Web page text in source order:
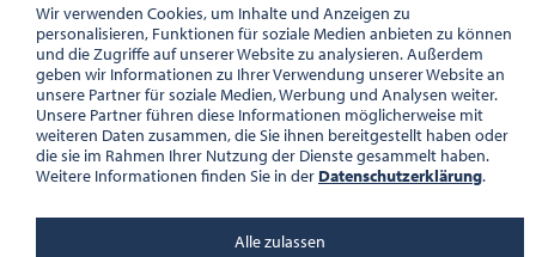
Wir verwenden Cookies, um Inhalte und Anzeigen zu
personalisieren, Funktionen für soziale Medien anbieten zu können
und die Zugriffe auf unserer Website zu analysieren. Außerdem
geben wir Informationen zu Ihrer Verwendung unserer Website an
unsere Partner für soziale Medien, Werbung und Analysen weiter.
Unsere Partner führen diese Informationen möglicherweise mit
weiteren Daten zusammen, die Sie ihnen bereitgestellt haben oder
die sie im Rahmen Ihrer Nutzung der Dienste gesammelt haben.
Weitere Informationen finden Sie in der Datenschutzerklärung.
Alle zulassen